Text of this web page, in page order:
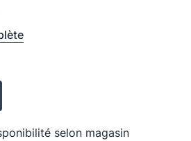
selon magasin